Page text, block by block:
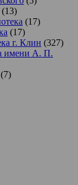
(13)
(17)
(17)
г. Клин (327)
имени А. П.
(7)